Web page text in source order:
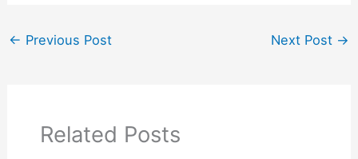
← Previous Post Next Post →
Related Posts